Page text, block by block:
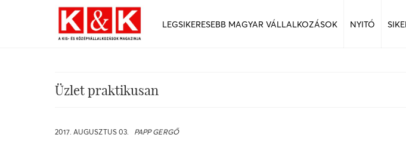
LEGSIKERESEBB MAGYAR VÁLLALKOZÁSOK NYITÓ
Üzlet praktikusan
2017. AUGUSZTUS 03. PAPP GERGŐ